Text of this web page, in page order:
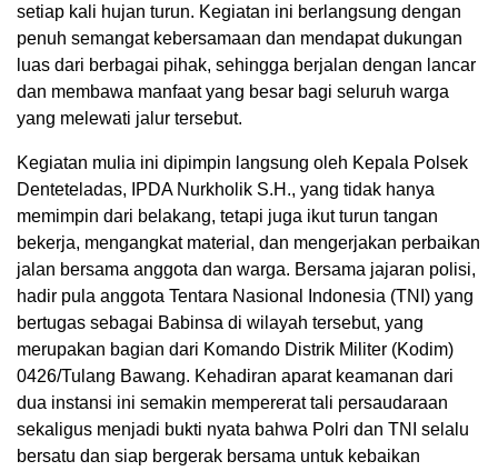
setiap kali hujan turun. Kegiatan ini berlangsung dengan
penuh semangat kebersamaan dan mendapat dukungan
luas dari berbagai pihak, sehingga berjalan dengan lancar
dan membawa manfaat yang besar bagi seluruh warga
yang melewati jalur tersebut.
Kegiatan mulia ini dipimpin langsung oleh Kepala Polsek
Denteteladas, IPDA Nurkholik S.H., yang tidak hanya
memimpin dari belakang, tetapi juga ikut turun tangan
bekerja, mengangkat material, dan mengerjakan perbaikan
jalan bersama anggota dan warga. Bersama jajaran polisi,
hadir pula anggota Tentara Nasional Indonesia (TNI) yang
bertugas sebagai Babinsa di wilayah tersebut, yang
merupakan bagian dari Komando Distrik Militer (Kodim)
0426/Tulang Bawang. Kehadiran aparat keamanan dari
dua instansi ini semakin mempererat tali persaudaraan
sekaligus menjadi bukti nyata bahwa Polri dan TNI selalu
bersatu dan siap bergerak bersama untuk kebaikan